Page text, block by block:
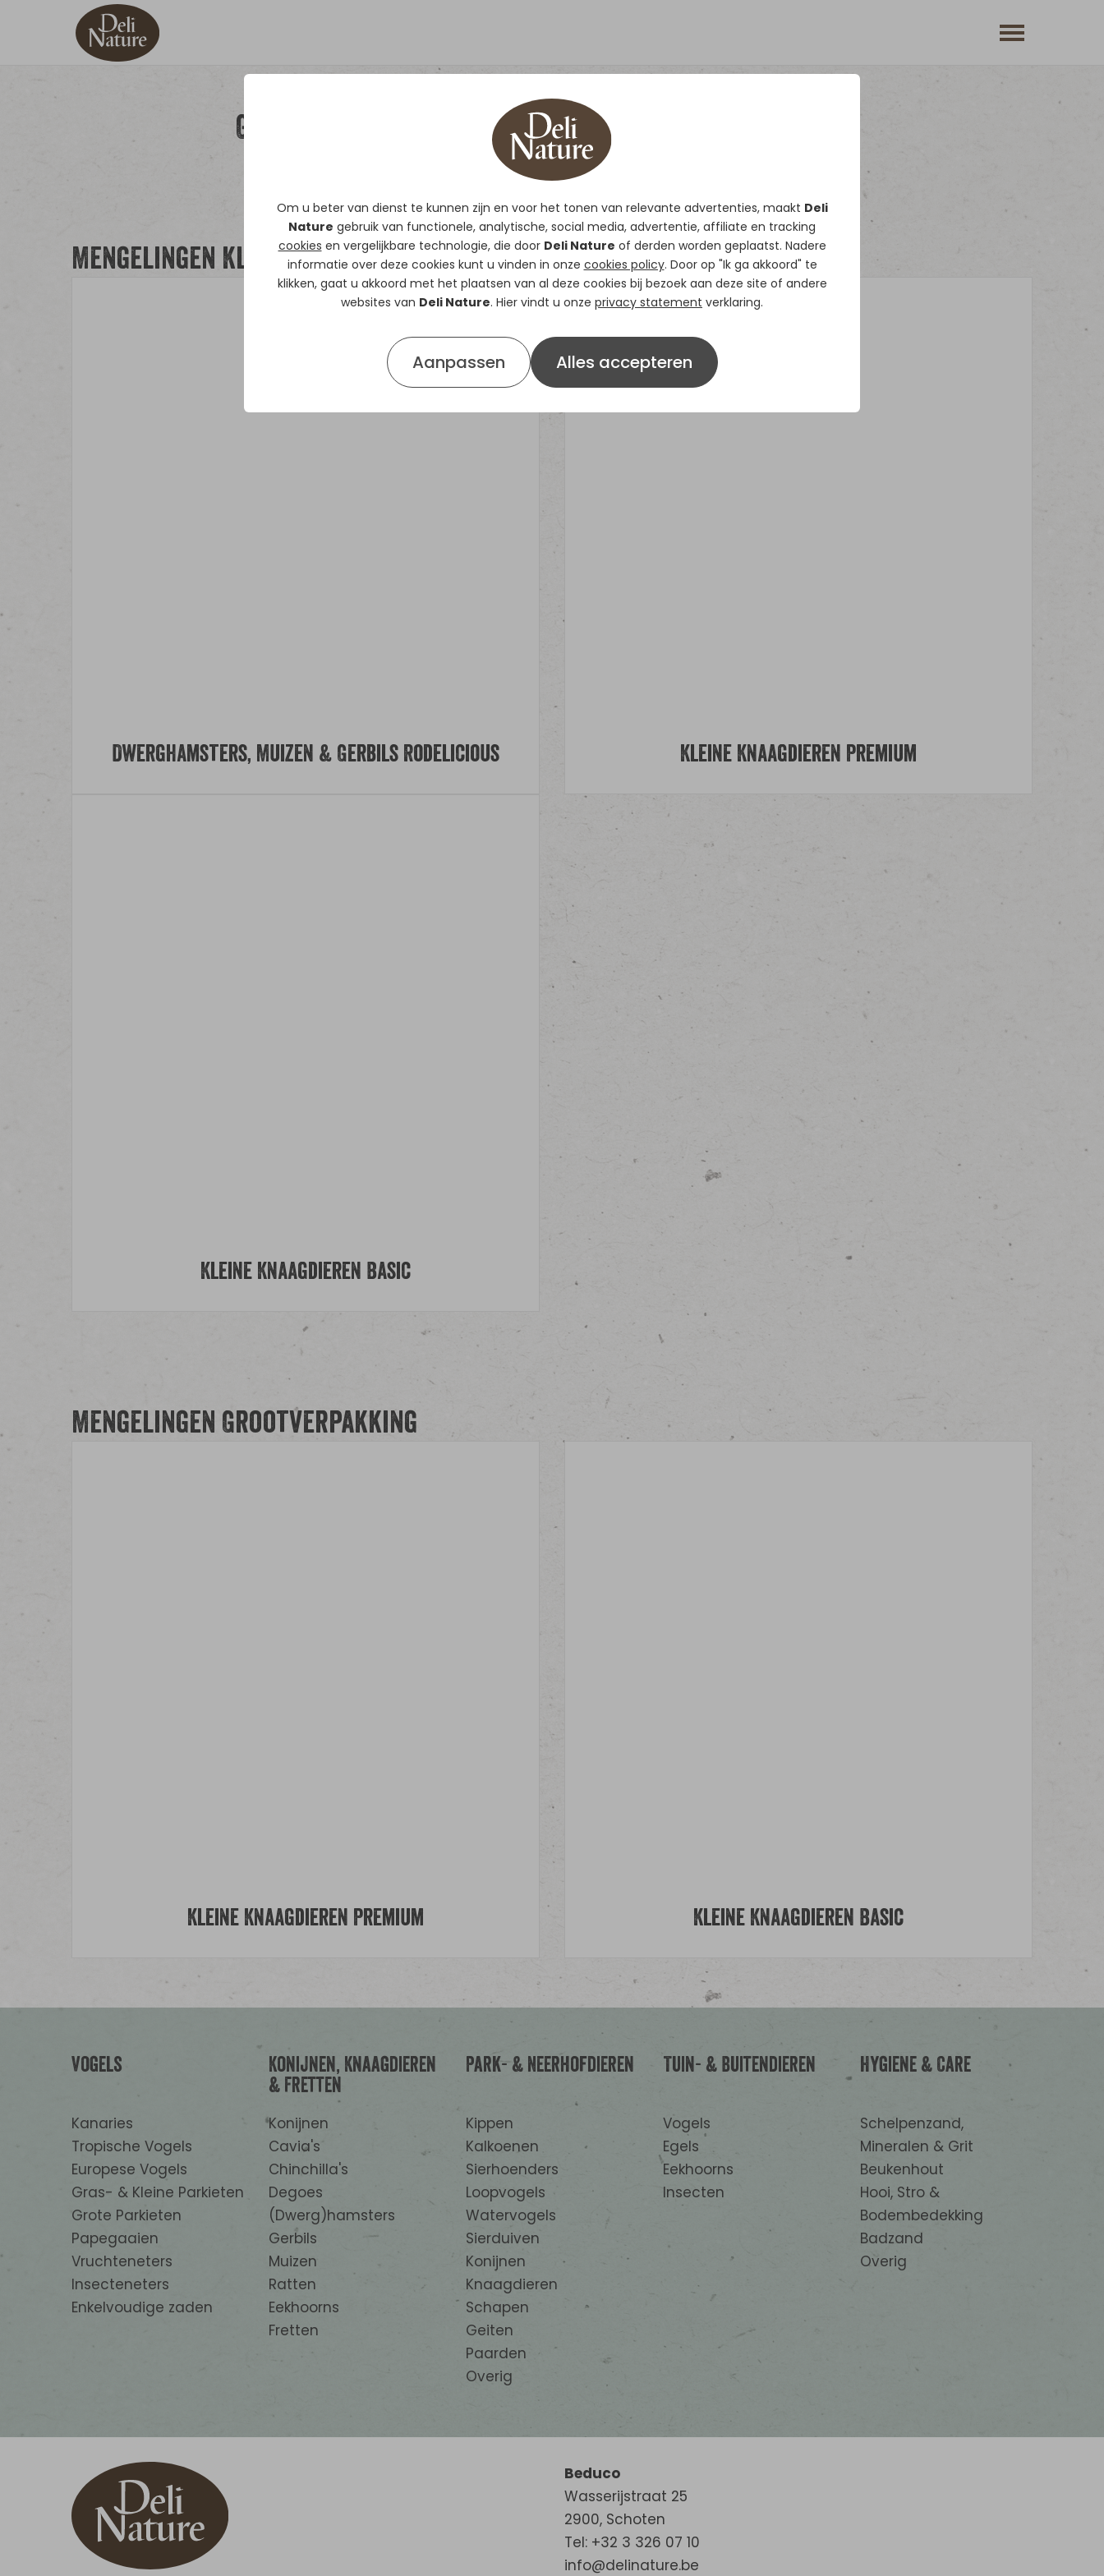
Om u beter van dienst te kunnen zijn en voor het tonen van relevante advertenties, maakt Deli
Nature gebruik van functionele, analytische, social media, advertentie, affiliate en tracking
cookies en vergelijkbare technologie, die door Deli Nature of derden worden geplaatst. Nadere
informatie over deze cookies kunt u vinden in onze cookies policy. Door op "Ik ga akkoord" te
klikken, gaat u akkoord met het plaatsen van al deze cookies bij bezoek aan deze site of andere
websites van Deli Nature. Hier vindt u onze privacy statement verklaring.
Aanpassen Alles accepteren
Gerbils
Mengelingen Kleinverpakking
Dwerghamsters, Muizen & Gerbils Rodelicious Kleine Knaagdieren Premium
Kleine Knaagdieren Basic
Mengelingen Grootverpakking
Kleine Knaagdieren Premium Kleine Knaagdieren Basic
Vogels
Kanaries
Tropische Vogels
Europese Vogels
Gras- & Kleine Parkieten
Grote Parkieten
Papegaaien
Vruchteneters
Insecteneters
Enkelvoudige zaden
Konijnen, Knaagdieren
& Fretten
Konijnen
Cavia's
Chinchilla's
Degoes
(Dwerg)hamsters
Gerbils
Muizen
Ratten
Eekhoorns
Fretten
Park- & Neerhofdieren
Kippen
Kalkoenen
Sierhoenders
Loopvogels
Watervogels
Sierduiven
Konijnen
Knaagdieren
Schapen
Geiten
Paarden
Overig
Tuin- & Buitendieren
Vogels
Egels
Eekhoorns
Insecten
Hygiene & Care
Schelpenzand,
Mineralen & Grit
Beukenhout
Hooi, Stro &
Bodembedekking
Badzand
Overig
Beduco
Wasserijstraat 25
2900, Schoten
Tel: +32 3 326 07 10
info@delinature.be